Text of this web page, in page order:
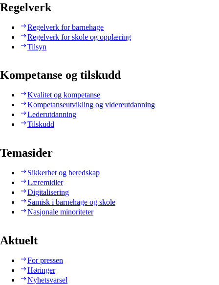
Regelverk
Regelverk for barnehage
Regelverk for skole og opplæring
Tilsyn
Kompetanse og tilskudd
Kvalitet og kompetanse
Kompetanseutvikling og videreutdanning
Lederutdanning
Tilskudd
Temasider
Sikkerhet og beredskap
Læremidler
Digitalisering
Samisk i barnehage og skole
Nasjonale minoriteter
Aktuelt
For pressen
Høringer
Nyhetsvarsel